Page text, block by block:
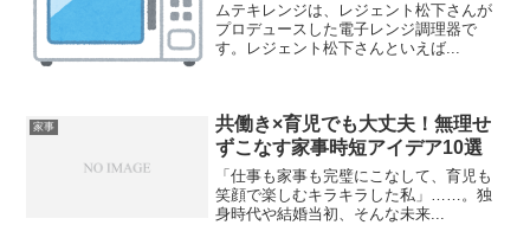
ムテキレンジは、レジェント松下さんが
プロデュースした電子レンジ調理器で
す。レジェント松下さんといえば...
家事
共働き×育児でも大丈夫！無理せ
ずこなす家事時短アイデア10選
「仕事も家事も完璧にこなして、育児も
笑顔で楽しむキラキラした私」……。独
身時代や結婚当初、そんな未来...